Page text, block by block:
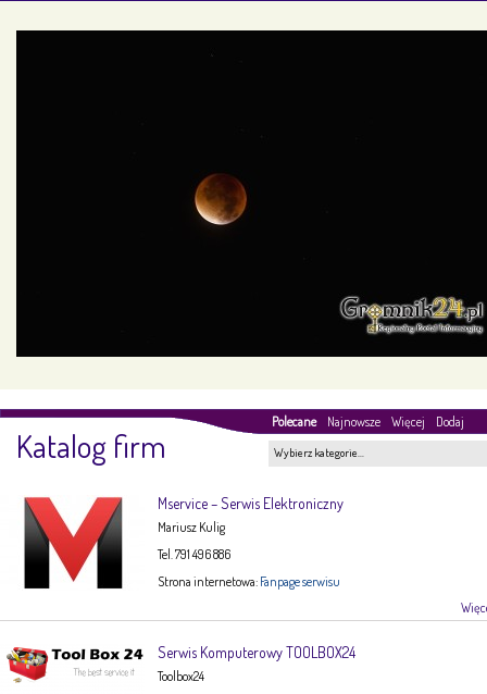
Polecane Najnowsze Więcej Dodaj
Katalog firm Wybierz kategorie…
Mservice – Serwis Elektroniczny
Mariusz Kulig
Tel. 791 496 886
Strona internetowa: Fanpage serwisu
Serwis Komputerowy TOOLBOX24
Toolbox24